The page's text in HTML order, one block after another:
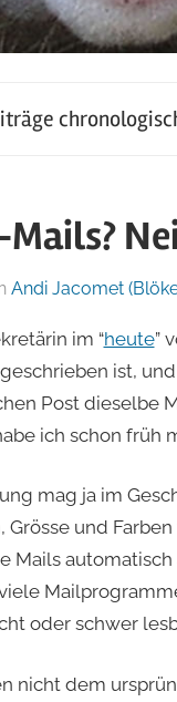
Andi Jacomet
im “heute”
ist,
Post dieselbe
ich schon früh
mag ja im
und
Mails
oder schwer
nicht dem